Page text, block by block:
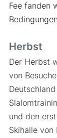
Fee fanden
Herbst
Der Herbst
von
und den
Skihalle